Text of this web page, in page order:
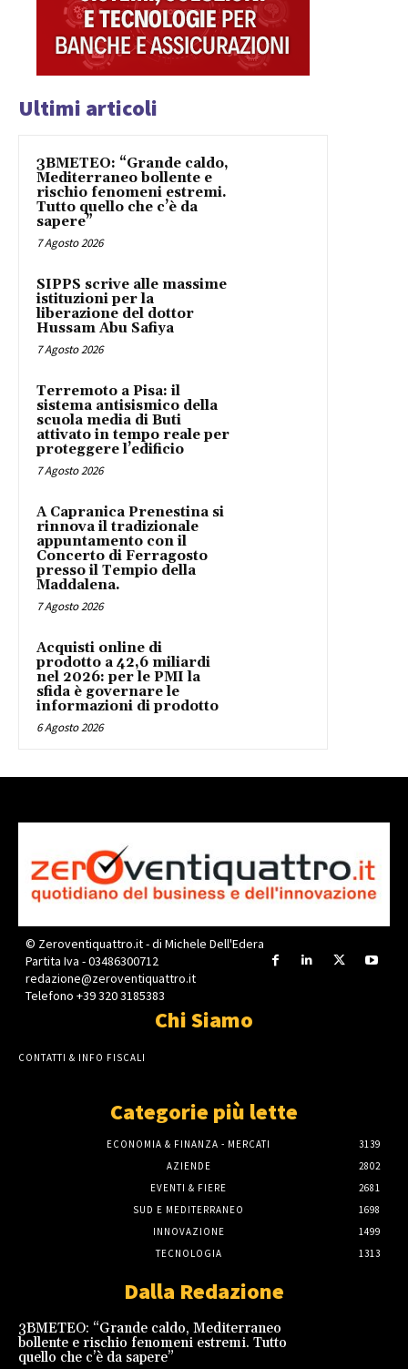
Ultimi articoli
3BMETEO: “Grande caldo,
Mediterraneo bollente e
rischio fenomeni estremi.
Tutto quello che c’è da
sapere”
7 Agosto 2026
SIPPS scrive alle massime
istituzioni per la
liberazione del dottor
Hussam Abu Safiya
7 Agosto 2026
Terremoto a Pisa: il
sistema antisismico della
scuola media di Buti
attivato in tempo reale per
proteggere l’edificio
7 Agosto 2026
A Capranica Prenestina si
rinnova il tradizionale
appuntamento con il
Concerto di Ferragosto
presso il Tempio della
Maddalena.
7 Agosto 2026
Acquisti online di
prodotto a 42,6 miliardi
nel 2026: per le PMI la
sfida è governare le
informazioni di prodotto
6 Agosto 2026
© Zeroventiquattro.it - di Michele Dell'Edera
Partita Iva - 03486300712
redazione@zeroventiquattro.it
Telefono +39 320 3185383
Chi Siamo
CONTATTI & INFO FISCALI
Categorie più lette
ECONOMIA & FINANZA - MERCATI
3139
AZIENDE
2802
EVENTI & FIERE
2681
SUD E MEDITERRANEO
1698
INNOVAZIONE
1499
TECNOLOGIA
1313
Dalla Redazione
3BMETEO: “Grande caldo, Mediterraneo
bollente e rischio fenomeni estremi. Tutto
quello che c’è da sapere”